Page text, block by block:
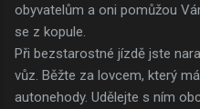
obyvatelům a oni pomůžou
se z kopule.
Při bezstarostné jízdě jste
vůz. Běžte za lovcem, který
autonehody. Udělejte s ním